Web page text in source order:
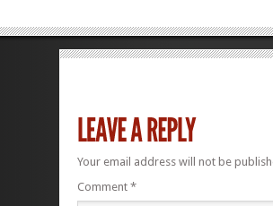
Your email address will not be
Comment *